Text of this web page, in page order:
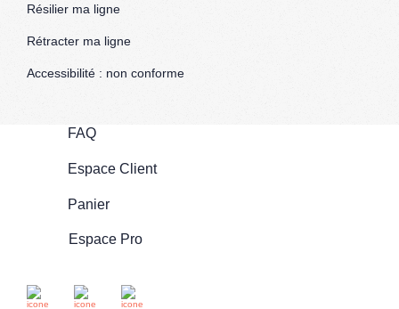
Résilier ma ligne
Rétracter ma ligne
Accessibilité : non conforme
FAQ
Espace Client
Panier
Espace Pro